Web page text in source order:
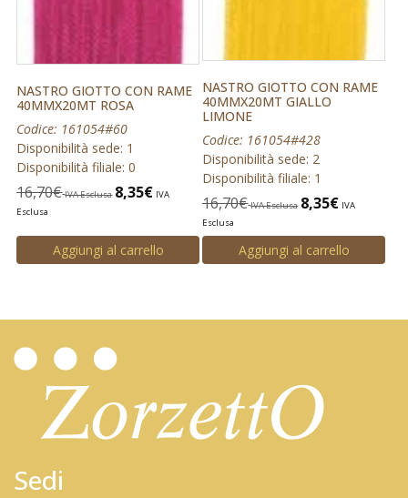
NASTRO GIOTTO CON RAME
40MMX20MT ROSA
Codice: 161054#60
Disponibilità sede: 1
Disponibilità filiale: 0
16,70€ IVA Esclusa 8,35€ IVA
Esclusa
Aggiungi al carrello
NASTRO GIOTTO CON RAME
40MMX20MT GIALLO
LIMONE
Codice: 161054#428
Disponibilità sede: 2
Disponibilità filiale: 1
16,70€ IVA Esclusa 8,35€ IVA
Esclusa
Aggiungi al carrello
Sedi